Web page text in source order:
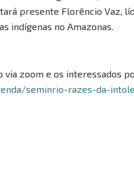
presente Florêncio Vaz,
indígenas no Amazonas.
via zoom e os interessados
seminrio-razes-da-